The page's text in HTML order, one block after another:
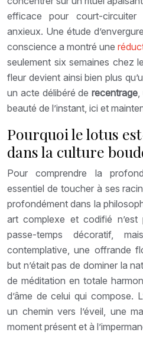
efficace pour court-
anxieux. Une étude
conscience a montré une
seulement six semaines chez
fleur devient ainsi bien plus
un acte délibéré derecentrage
beauté de l’instant, ici et
Pourquoi le lotus
dans la culture
Pour comprendre la
essentiel de toucher à ses
profondément dans la
art complexe et codifié
passe-temps décoratif,
contemplative, une offrande
but n’était pas de dominer la
de méditation en totale
d’âme de celui qui compose.
un chemin vers l’éveil, une
moment présent et à